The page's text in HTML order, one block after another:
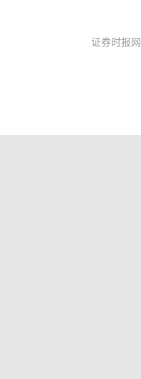
证券时报网